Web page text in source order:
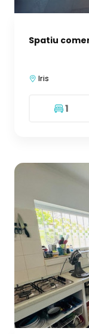
Spatiu
Iris
1